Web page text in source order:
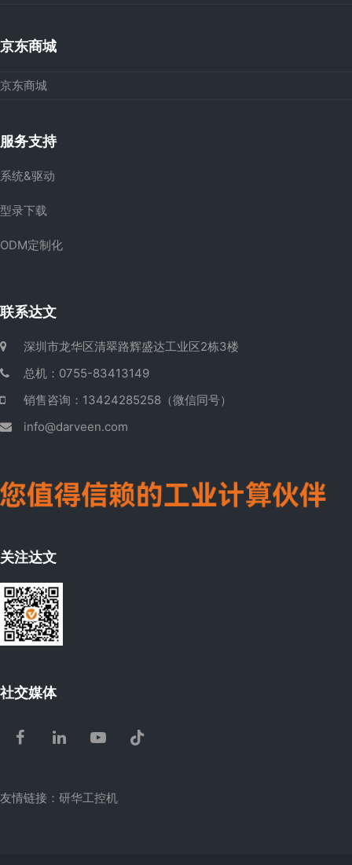
京东商城
京东商城
服务支持
系统&驱动
型录下载
ODM定制化
联系达文
深圳市龙华区清翠路辉盛达工业区2栋3楼
总机：0755-83413149
销售咨询：13424285258（微信同号）
info@darveen.com
关注达文
社交媒体
Facebook
LinkedInYoutubeTiktok
友情链接： 研华工控机